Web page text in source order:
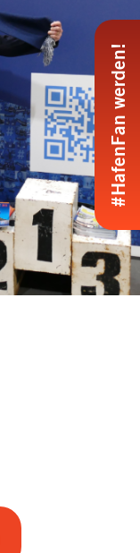
#HafenFan werden!